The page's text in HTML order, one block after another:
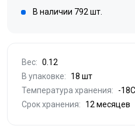
В наличии 792 шт.
Вес: 0.12
В упаковке:
18 шт
Температура хранения:
-18С
Срок хранения:
12 месяцев